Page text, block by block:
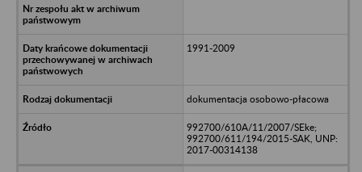
1991-2009
dokumentacja osobowo-płacowa
992700/610A/11/2007/SEke;
992700/611/194/2015-SAK, UNP:
2017-00314138